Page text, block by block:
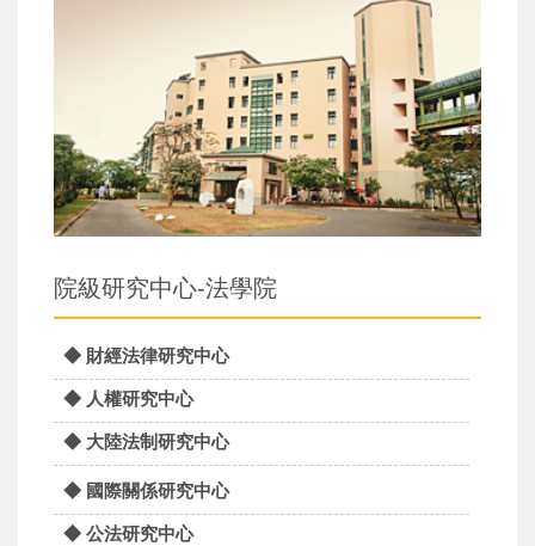
院級研究中心-法學院
◆ 財經法律研究中心
◆ 人權研究中心
◆ 大陸法制研究中心
◆ 國際關係研究中心
◆ 公法研究中心